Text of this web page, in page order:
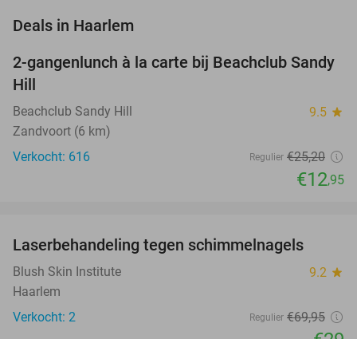
Deals in Haarlem
49%
2-gangenlunch à la carte bij Beachclub Sandy
Hill
Beachclub Sandy Hill 9.5 star
Zandvoort (6 km)
Verkocht: 616
Regulier €25,20
€12,95
TODAY
Laserbehandeling tegen schimmelnagels
Blush Skin Institute 9.2 star
Haarlem
Verkocht: 2
Regulier €69,95